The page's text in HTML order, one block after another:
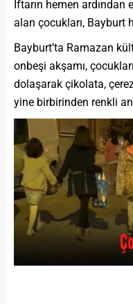
İftarın hemen
alan çocukları, Bayburt
Bayburt’ta Ramazan
onbeşi akşamı,
dolaşarak çikolata,
yine birbirinden renkli